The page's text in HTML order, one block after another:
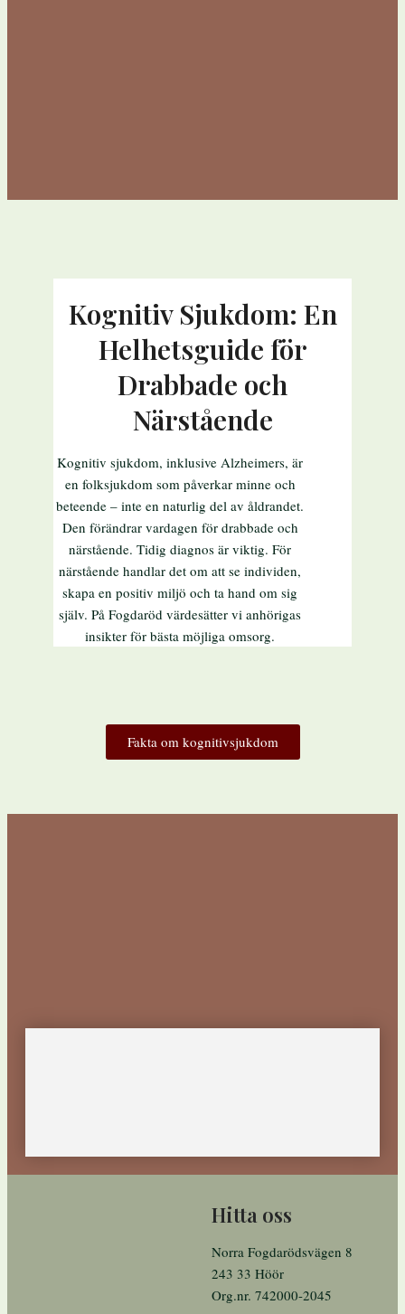
Kognitiv Sjukdom: En
Helhetsguide för
Drabbade och
Närstående
Kognitiv sjukdom, inklusive Alzheimers, är
en folksjukdom som påverkar minne och
beteende – inte en naturlig del av åldrandet.
Den förändrar vardagen för drabbade och
närstående. Tidig diagnos är viktig. För
närstående handlar det om att se individen,
skapa en positiv miljö och ta hand om sig
själv. På Fogdaröd värdesätter vi anhörigas
insikter för bästa möjliga omsorg.
Fakta om kognitivsjukdom
Hitta oss
Norra Fogdarödsvägen 8
243 33 Höör
Org.nr. 742000-2045